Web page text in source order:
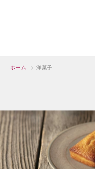
ホーム > 洋菓子